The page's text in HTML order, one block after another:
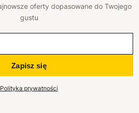
oferty dopasowane do Twojego
gustu
Zapisz się
Polityka prywatności